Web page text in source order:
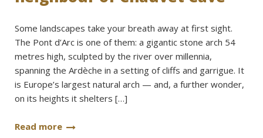
Some landscapes take your breath away at first sight.
The Pont d’Arc is one of them: a gigantic stone arch 54
metres high, sculpted by the river over millennia,
spanning the Ardèche in a setting of cliffs and garrigue. It
is Europe’s largest natural arch — and, a further wonder,
on its heights it shelters […]
Read more